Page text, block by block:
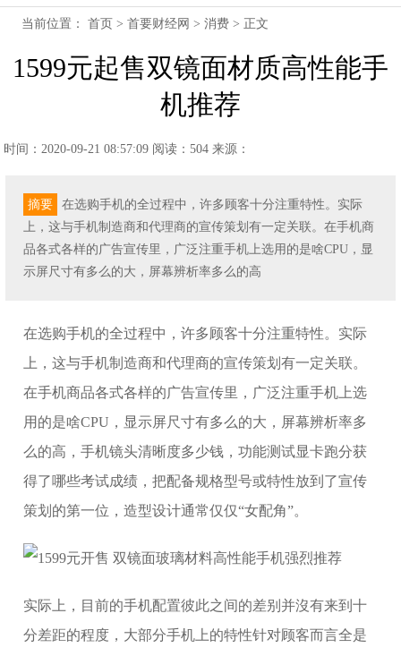
当前位置：首页 >首要财经网 >消费 > 正文
1599元起售双镜面材质高性能手
机推荐
时间：2020-09-21 08:57:09 阅读：504 来源：
摘要
在选购手机的全过程中，许多顾客十分注重特性。实际
上，这与手机制造商和代理商的宣传策划有一定关联。在手机商
品各式各样的广告宣传里，广泛注重手机上选用的是啥CPU，显
示屏尺寸有多么的大，屏幕辨析率多么的高
在选购手机的全过程中，许多顾客十分注重特性。实际
上，这与手机制造商和代理商的宣传策划有一定关联。
在手机商品各式各样的广告宣传里，广泛注重手机上选
用的是啥CPU，显示屏尺寸有多么的大，屏幕辨析率多
么的高，手机镜头清晰度多少钱，功能测试显卡跑分获
得了哪些考试成绩，把配备规格型号或特性放到了宣传
策划的第一位，造型设计通常仅仅“女配角”。
实际上，目前的手机配置彼此之间的差别并沒有来到十
分差距的程度，大部分手机上的特性针对顾客而言全是